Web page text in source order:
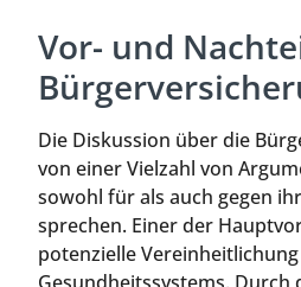
Vor- und
Die Diskussion über die
von einer Vielzahl von
sowohl für als auch gegen
sprechen. Einer der
potenzielle